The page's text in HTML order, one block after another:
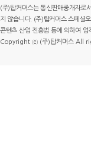
(주)탑커머스는 통신판매중개자로
지 않습니다. (주)탑커머스 스페셜
콘텐츠 산업 진흥법 등에 의하여 엄
Copyright ⓒ (주)탑커머스 All